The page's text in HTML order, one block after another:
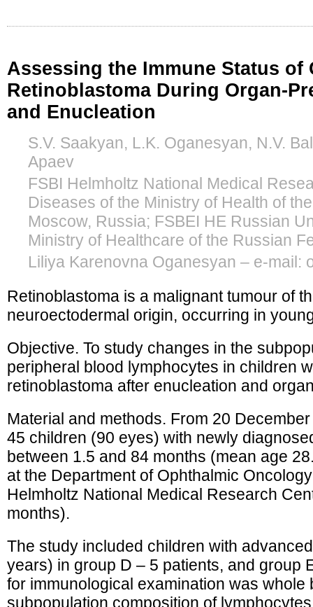
Assessing the Immune Status of
Retinoblastoma During Organ-
and Enucleation
S.V. Saakyan, L.K. Oganesyan, N.V.
Apaev
FSBI Helmholtz National Medical
Diseases of the Ministry of Health of
Moscow, Russia; FSBEI HE Russian
Ministry of Healthcare of the Russian
Liliya Karenovna Oganesyan – e-mail:
Retinoblastoma is a malignant tumour of
neuroectodermal origin, occurring in
Objective. To study changes in the
peripheral blood lymphocytes in children
retinoblastoma after enucleation and
Material and methods. From 20
45 children (90 eyes) with newly
between 1.5 and 84 months (mean age
at the Department of Ophthalmic
Helmholtz National Medical Research
months).
The study included children with
years) in group D – 5 patients, and group
for immunological examination was whole
subpopulation composition of